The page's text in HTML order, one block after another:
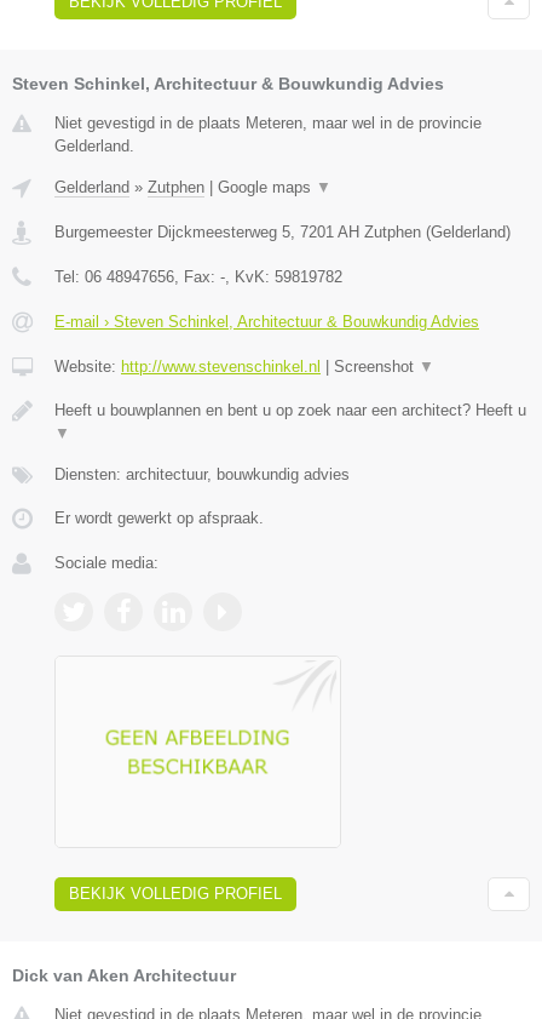
Steven Schinkel, Architectuur & Bouwkundig Advies
Niet gevestigd in de plaats Meteren, maar wel in de provincie
Gelderland.
Gelderland » Zutphen Google maps ▼
Burgemeester Dijckmeesterweg 5, 7201 AH Zutphen (Gelderland)
Tel: 06 48947656, Fax: -, KvK: 59819782
E-mail › Steven Schinkel, Architectuur & Bouwkundig Advies
Website: http://www.stevenschinkel.nl Screenshot ▼
Heeft u bouwplannen en bent u op zoek naar een architect? Heeft u
▼
Diensten: architectuur, bouwkundig advies
Er wordt gewerkt op afspraak.
Sociale media:
BEKIJK VOLLEDIG PROFIEL
Dick van Aken Architectuur
Niet gevestigd in de plaats Meteren, maar wel in de provincie